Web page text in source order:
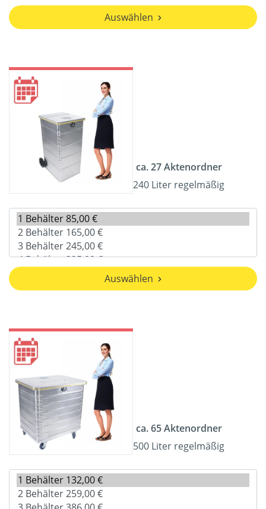
Auswählen
ca. 27 Aktenordner
240 Liter regelmäßig
Auswählen
ca. 65 Aktenordner
500 Liter regelmäßig